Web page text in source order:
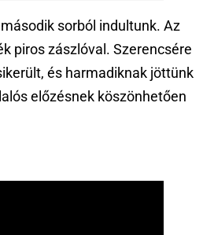
sorból indultunk. Az
piros zászlóval. Szerencsére
és harmadiknak jöttünk
előzésnek köszönhetően